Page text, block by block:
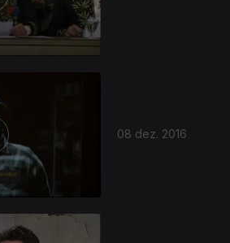
08 dez. 2016